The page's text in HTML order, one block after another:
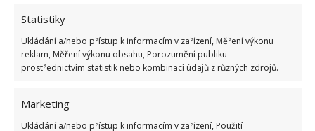
Statistiky
Ukládání a/nebo přístup k informacím v zařízení, Měření výkonu
reklam, Měření výkonu obsahu, Porozumění publiku
prostřednictvím statistik nebo kombinací údajů z různých zdrojů.
Marketing
Ukládání a/nebo přístup k informacím v zařízení, Použití
Pokud se chcete stát pro komáry méně žádoucími,
vyzkoušejte některé z těchto rad.
pro venkovní pobyt